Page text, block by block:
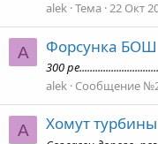
alek Тема 22 Окт
A Форсунка БОШ
300
alek Сообщение
A Хомут турбины